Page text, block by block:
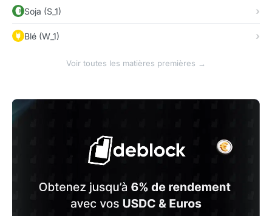
Soja (S_1)
Blé (W_1)
Voir toutes les matières premières →